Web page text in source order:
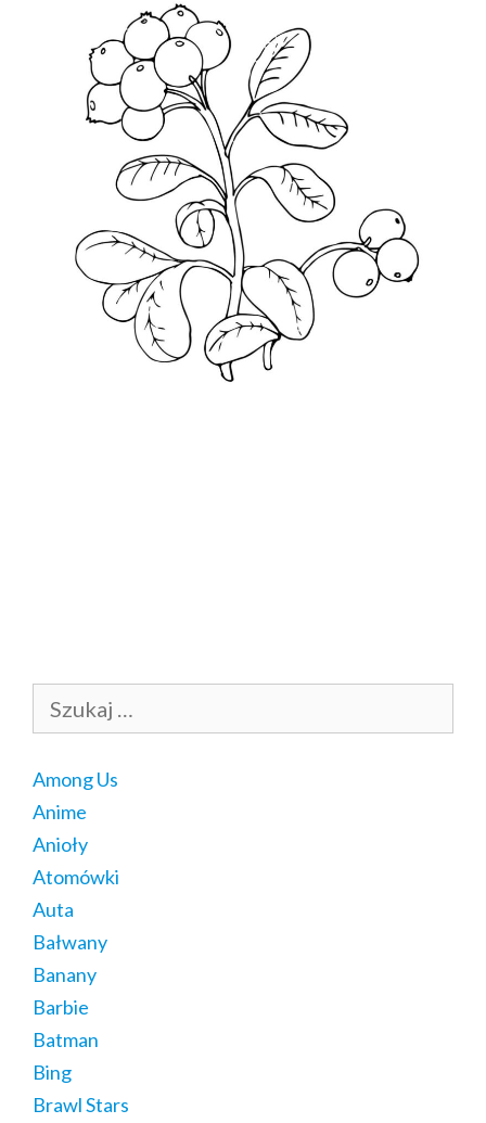
Among Us
Anime
Anioły
Atomówki
Auta
Bałwany
Banany
Barbie
Batman
Bing
Brawl Stars